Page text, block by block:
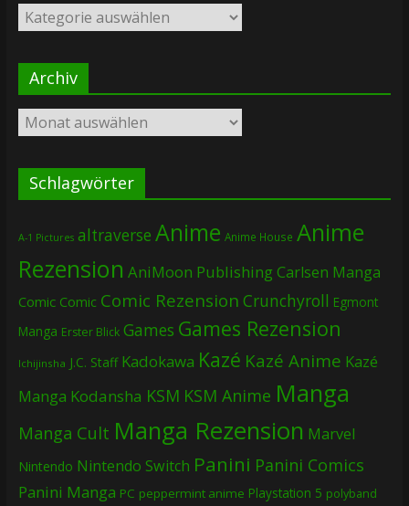
Kategorien
Archiv
Archiv
Schlagwörter
A-1 Pictures altraverse Anime Anime House Anime
Rezension AniMoon PublishingCarlsen Manga
Comic Comic Comic Rezension Crunchyroll Egmont
Manga Erster Blick Games Games Rezension
Ichijinsha J.C. Staff Kadokawa Kazé Kazé Anime Kazé
Manga Kodansha KSM KSM Anime Manga
Manga Cult Manga Rezension Marvel
Nintendo Nintendo Switch Panini Panini Comics
Panini Manga PC peppermint anime Playstation 5 polyband